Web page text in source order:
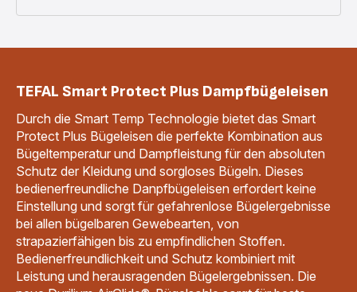
TEFAL Smart Protect Plus Dampfbügeleisen
Durch die Smart Temp Technologie bietet das Smart
Protect Plus Bügeleisen die perfekte Kombination aus
Bügeltemperatur und Dampfleistung für den absoluten
Schutz der Kleidung und sorgloses Bügeln. Dieses
bedienerfreundliche Danpfbügeleisen erfordert keine
Einstellung und sorgt für gefahrenlose Bügelergebnisse
bei allen bügelbaren Gewebearten, von
strapazierfähigen bis zu empfindlichen Stoffen.
Bedienerfreundlichkeit und Schutz kombiniert mit
Leistung und herausragenden Bügelergebnissen. Die